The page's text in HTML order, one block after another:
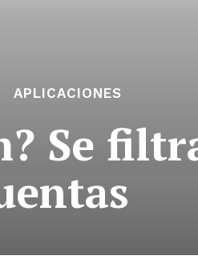
APLICACIONES
Se